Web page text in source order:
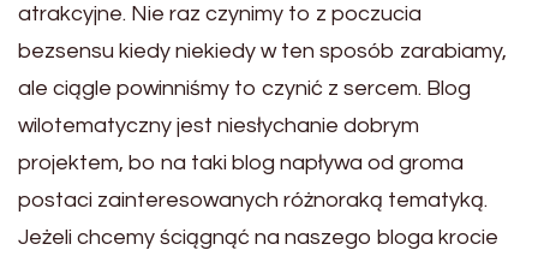
atrakcyjne. Nie raz czynimy to z poczucia
bezsensu kiedy niekiedy w ten sposób zarabiamy,
ale ciągle powinniśmy to czynić z sercem. Blog
wilotematyczny jest niesłychanie dobrym
projektem, bo na taki blog napływa od groma
postaci zainteresowanych różnoraką tematyką.
Jeżeli chcemy ściągnąć na naszego bloga krocie